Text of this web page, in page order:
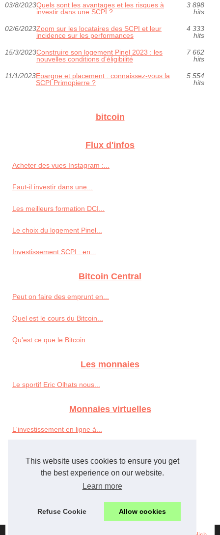
This website uses cookies to ensure you get
the best experience on our website.
Learn more
Refuse Cookie Allow cookies
03/8/2023Quels sont les avantages et les risques à
investir dans une SCPI ?
3 898
hits
02/6/2023Zoom sur les locataires des SCPI et leur
incidence sur les performances
4 333
hits
15/3/2023Construire son logement Pinel 2023 : les
nouvelles conditions d’éligibilité
7 662
hits
11/1/2023Epargne et placement : connaissez-vous la
SCPI Primopierre ?
5 554
hits
bitcoin
Flux d'infos
Acheter des vues Instagram :...
Faut-il investir dans une...
Les meilleurs formation DCI...
Le choix du logement Pinel...
Investissement SCPI : en...
Bitcoin Central
Peut on faire des emprunt en...
Quel est le cours du Bitcoin...
Qu'est ce que le Bitcoin
Les monnaies
Le sportif Eric Olhats nous...
Monnaies virtuelles
L'investissement en ligne à...
Prévention aux fraudes sur...